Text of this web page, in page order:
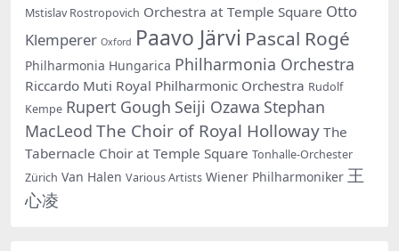
Mstislav Rostropovich Orchestra at Temple Square Otto
Klemperer Oxford Paavo Järvi Pascal Rogé
Philharmonia Hungarica Philharmonia Orchestra
Riccardo Muti Royal Philharmonic Orchestra Rudolf
Kempe Rupert Gough Seiji Ozawa Stephan
MacLeod The Choir of Royal Holloway The
Tabernacle Choir at Temple Square Tonhalle-Orchester
Zürich Van Halen Various Artists Wiener Philharmoniker 王
心凌